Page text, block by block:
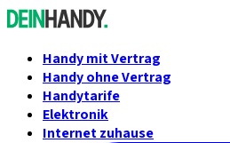
Handy mit Vertrag
Handy ohne Vertrag
Handytarife
Elektronik
Internet zuhause